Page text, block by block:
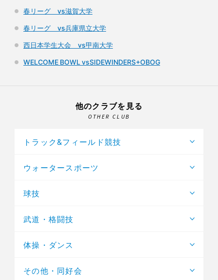
春リーグ vs滋賀大学
春リーグ vs兵庫県立大学
西日本学生大会 vs甲南大学
WELCOME BOWL vsSIDEWINDERS+OBOG
他のクラブを見る
OTHER CLUB
トラック&フィールド競技
ウォータースポーツ
球技
武道・格闘技
体操・ダンス
その他・同好会